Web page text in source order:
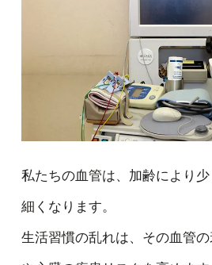
私たちの血管は、加齢により少
細くなります。
生活習慣の乱れは、その血管